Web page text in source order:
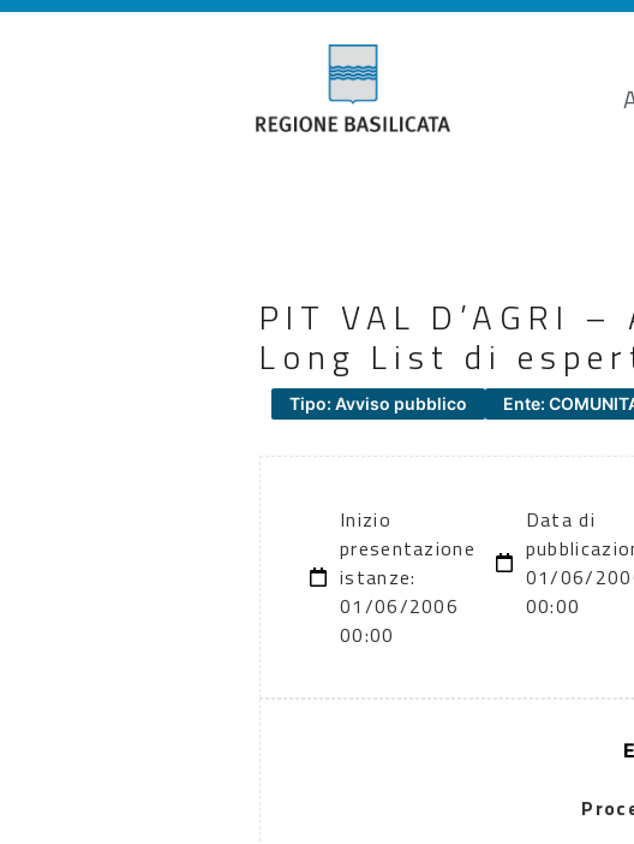
PIT VAL D’AGRI
Long List di
Tipo: Avviso pubblico Ente:
Inizio
presentazione
istanze:
01/06/2006
00:00
Data di
01/06/
00:00